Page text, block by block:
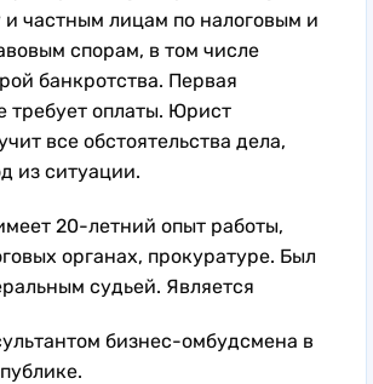
частным лицам по налоговым и
спорам, в том числе
банкротства. Первая
требует оплаты. Юрист
все обстоятельства дела,
из ситуации.
20-летний опыт работы,
органах, прокуратуре. Был
судьей. Является
бизнес-омбудсмена в